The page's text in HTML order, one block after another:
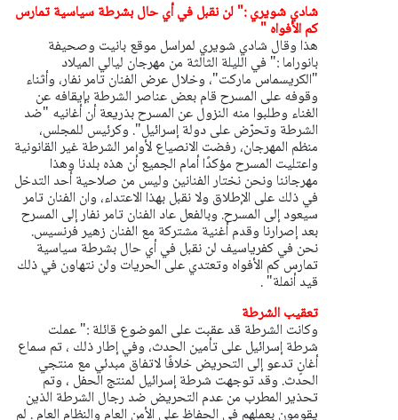
شادي شويري :" لن نقبل في أي حال بشرطة سياسية تمارس
كم الأفواه "
هذا وقال شادي شويري لمراسل موقع بانيت وصحيفة
بانوراما :" في الليلة الثالثة من مهرجان ليالي الميلاد
"الكريسماس ماركت"، وخلال عرض الفنان تامر نفار، وأثناء
وقوفه على المسرح قام بعض عناصر الشرطة بإيقافه عن
الغناء وطلبوا منه النزول عن المسرح بذريعة أن أغانيه "ضد
الشرطة وتحرّض على دولة إسرائيل". وكرئيس للمجلس،
منظم المهرجان، رفضت الانصياع لأوامر الشرطة غير القانونية
واعتليت المسرح مؤكدًا أمام الجميع أن هذه بلدنا وهذا
مهرجاننا ونحن نختار الفنانين وليس من صلاحية أحد التدخل
في ذلك على الإطلاق ولا نقبل بهذا الاعتداء، وان الفنان تامر
سيعود إلى المسرح. وبالفعل عاد الفنان تامر نفار إلى المسرح
بعد إصرارنا وقدم أغنية مشتركة مع الفنان زهير فرنسيس.
نحن في كفرياسيف لن نقبل في أي حال بشرطة سياسية
تمارس كم الأفواه وتعتدي على الحريات ولن نتهاون في ذلك
قيد أنملة" .
تعقيب الشرطة
وكانت الشرطة قد عقبت على الموضوع قائلة :"عملت
شرطة إسرائيل على تأمين الحدث، وفي إطار ذلك ، تم سماع
أغانٍ تدعو إلى التحريض خلافًا لاتفاق مبدئي مع منتجي
الحدث. وقد توجهت شرطة إسرائيل لمنتج الحفل ، وتم
تحذير المطرب من عدم التحريض ضد رجال الشرطة الذين
يقومون بعملهم في الحفاظ على الأمن العام والنظام العام . لم